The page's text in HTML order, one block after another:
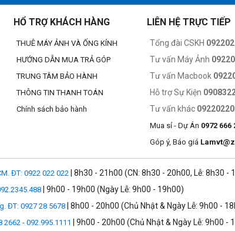
tự nhiên hơn và tùy chọn phủ gương nano nhằm giảm lóa
HỔ TRỢ KHÁCH HÀNG
THUÊ MÁY ẢNH VÀ ỐNG KÍNH
HƯỚNG DẪN MUA TRẢ GÓP
TRUNG TÂM BẢO HÀNH
THÔNG TIN THANH TOÁN
Chính sách bảo hành
LIÊN HỆ TRỰC TIẾP
Tổng đài CSKH
Tư vấn Máy Ảnh
Tư vấn Macbook
Hỗ trợ Sự Kiện
Tư vấn khác
Mua sỉ - Dự Án 0972 666
Góp ý, Báo giá
ĐT: 0922 022 022 | 8h30 - 21h00 (CN: 8h30 - 20h00, Lễ: 8h30 -
| 9h00 - 19h00 (Ngày Lễ: 9h00 - 19h00)
ĐT: 0927 28 5678 | 8h00 - 20h00 (Chủ Nhật & Ngày Lễ: 9h00 -
2662 - 092.995.1111 | 9h00 - 20h00 (Chủ Nhật & Ngày Lễ: 9h00 -